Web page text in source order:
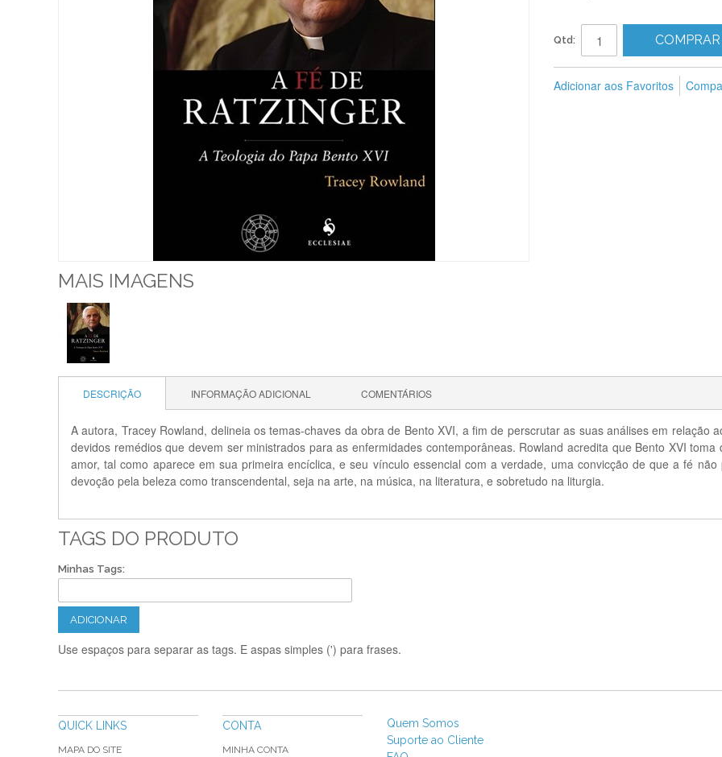
MAIS IMAGENS
Qtd: COMPRAR
Adicionar aos Favoritos
DESCRIÇÃO INFORMAÇÃO ADICIONAL COMENTÁRIOS
A autora, Tracey Rowland, delineia os temas-chaves da obra de Bento XVI, a fim de perscrutar as suas análises em relação
devidos remédios que devem ser ministrados para as enfermidades contemporâneas. Rowland acredita que Bento XVI
amor, tal como aparece em sua primeira encíclica, e seu vínculo essencial com a verdade, uma convicção de que a fé
devoção pela beleza como transcendental, seja na arte, na música, na literatura, e sobretudo na liturgia.
TAGS DO PRODUTO
Minhas Tags:
ADICIONAR
Use espaços para separar as tags. E aspas simples (') para frases.
QUICK LINKS
MAPA DO SITE
CONTA
MINHA CONTA
Quem Somos
Suporte ao Cliente